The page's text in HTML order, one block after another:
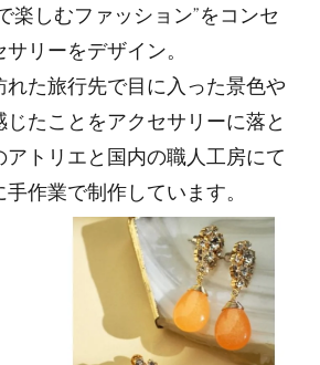
楽しむファッション”をコンセ
リーをデザイン。
れた旅行先で目に入った景色や
たことをアクセサリーに落と
アトリエと国内の職人工房にて
作業で制作しています。